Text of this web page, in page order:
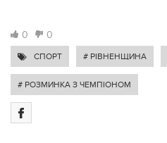
0 0
СПОРТ # РІВНЕНЩИНА
# РОЗМИНКА З ЧЕМПІОНОМ